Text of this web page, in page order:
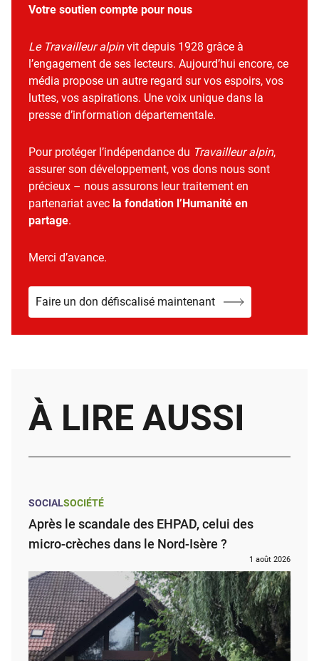
Votre soutien compte pour nous
Le Travailleur alpinvit depuis 1928 grâce à
l’engagement de ses lecteurs. Aujourd’hui encore, ce
média propose un autre regard sur vos espoirs, vos
luttes, vos aspirations. Une voix unique dans la
presse d’information départementale.
Pour protéger l’indépendance du Travailleur alpin,
assurer son développement, vos dons nous sont
précieux – nous assurons leur traitement en
partenariat avec la fondation l’Humanité en
partage.
Merci d’avance.
Faire un don défiscalisé maintenant
À LIRE AUSSI
SOCIALSOCIÉTÉ
Après le scandale des EHPAD, celui des
micro-crèches dans le Nord-Isère ?
1 août 2026